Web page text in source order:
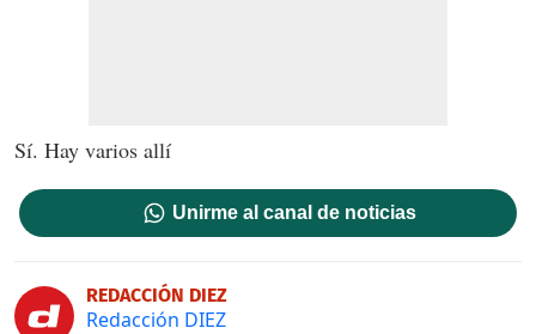
Sí. Hay varios allí
Unirme al canal de noticias
REDACCIÓN DIEZ
Redacción DIEZ